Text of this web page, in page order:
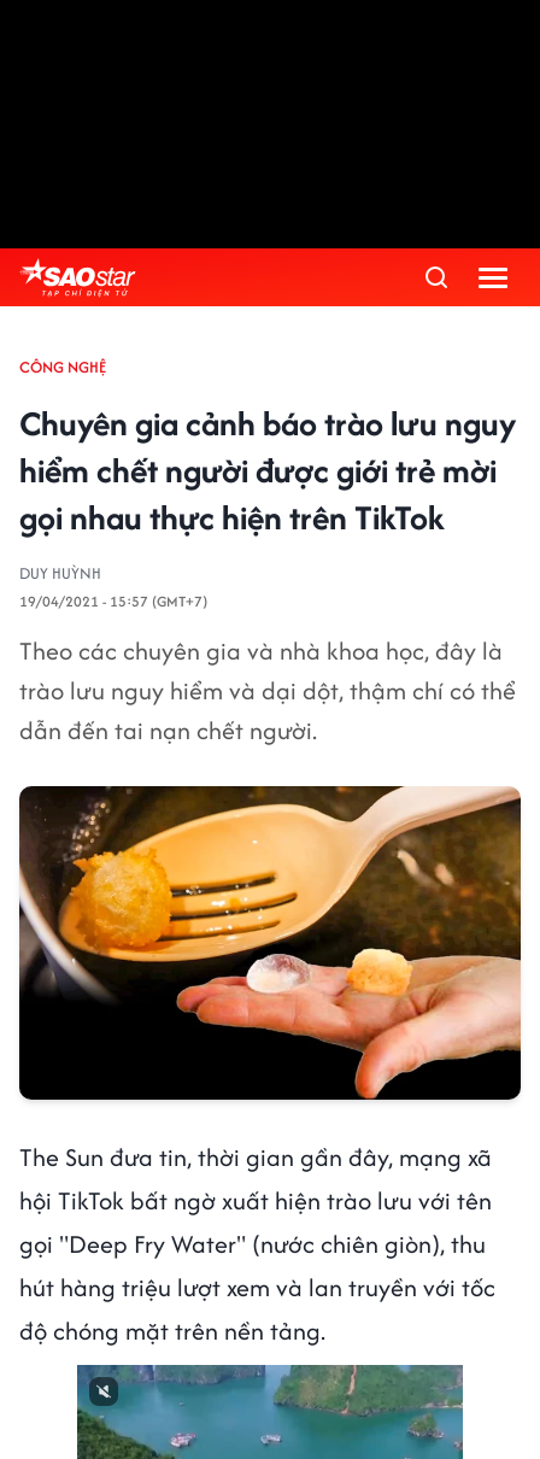
CÔNG NGHỆ
Chuyên gia cảnh báo trào lưu nguy
hiểm chết người được giới trẻ mời
gọi nhau thực hiện trên TikTok
DUY HUỲNH
19/04/2021 - 15:57 (GMT+7)
Theo các chuyên gia và nhà khoa học, đây là
trào lưu nguy hiểm và dại dột, thậm chí có thể
dẫn đến tai nạn chết người.
The Sun đưa tin, thời gian gần đây, mạng xã
hội TikTok bất ngờ xuất hiện trào lưu với tên
gọi "Deep Fry Water" (nước chiên giòn), thu
hút hàng triệu lượt xem và lan truyền với tốc
độ chóng mặt trên nền tảng.